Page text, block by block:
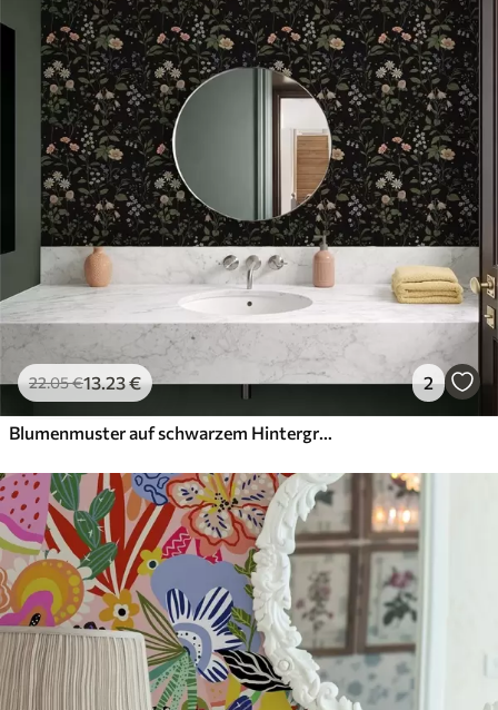
22.05€13.23€ 2
Blumenmuster auf schwarzem Hintergrund mit Sternen